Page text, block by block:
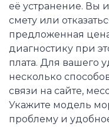
её устранение. Вы
смету или
предложенная
диагностику при
плата. Для вашего
несколько
связи на сайте,
Укажите модель
проблему и